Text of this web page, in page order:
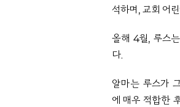
석하며, 교회 어
올해 4월, 루스
다.
알마는 루스가
에 매우 적합한